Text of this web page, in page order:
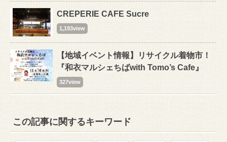
CREPERIE CAFE Sucre
1,193view
【地域イベント情報】リサイクル着物市！
『和衣マルシェちばwith Tomo’s Cafe』
327view
この記事に関するキーワード